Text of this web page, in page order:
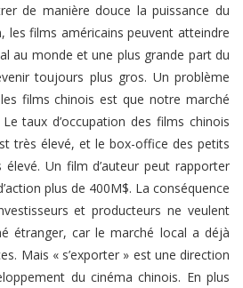
de manière douce la puissance du
les films américains peuvent atteindre
au monde et une plus grande part du
toujours plus gros. Un problème
films chinois est que notre marché
taux d’occupation des films chinois
très élevé, et le box-office des petits
Un film d’auteur peut rapporter
plus de 400M$. La conséquence
et producteurs ne veulent
étranger, car le marché local a déjà
Mais « s’exporter » est une direction
du cinéma chinois. En plus